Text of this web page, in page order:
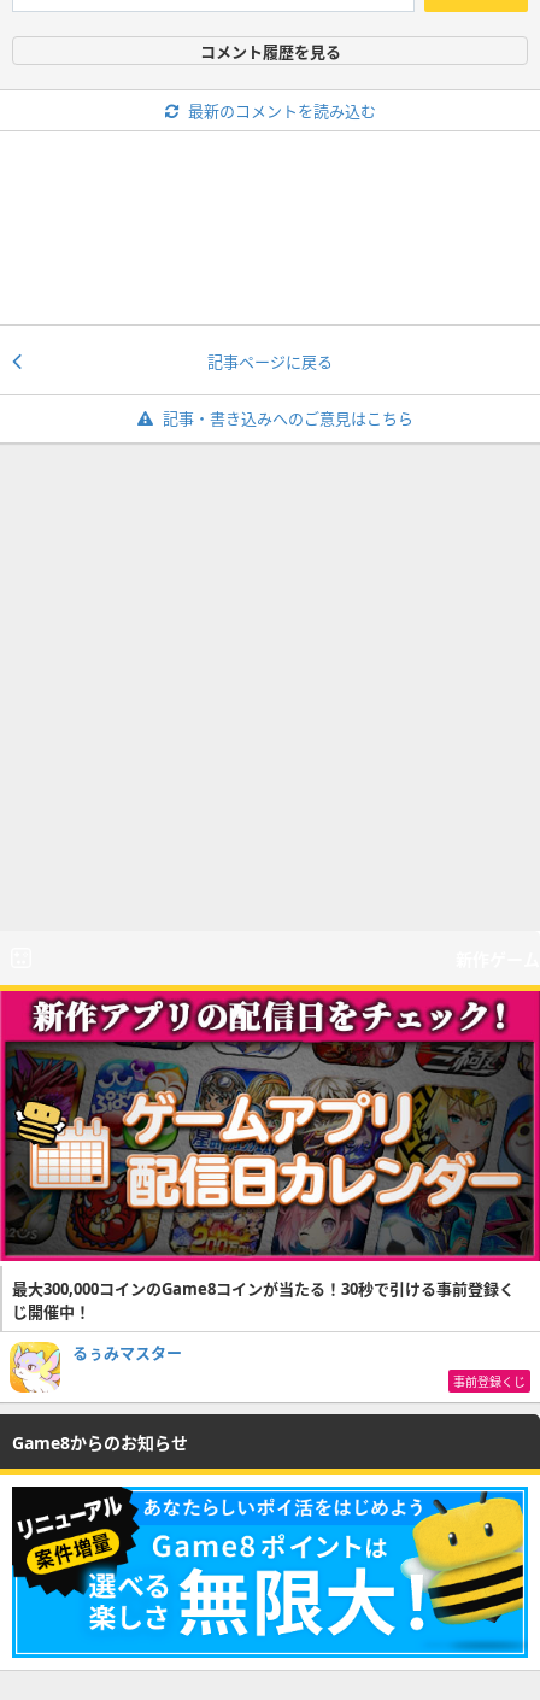
コメント履歴を見る
最新のコメントを読み込む
記事ページに戻る
記事・書き込みへのご意見はこちら
最大300,000コインのGame8コインが当たる！30秒で引ける事前登録く
じ開催中！
るぅみマスター
事前登録くじ
Game8からのお知らせ